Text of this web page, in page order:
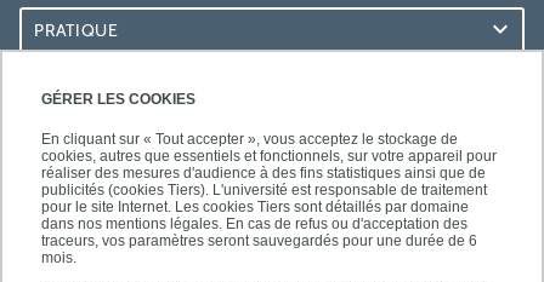
GÉRER LES COOKIES
En cliquant sur « Tout accepter », vous acceptez le stockage de
cookies, autres que essentiels et fonctionnels, sur votre appareil pour
réaliser des mesures d'audience à des fins statistiques ainsi que de
publicités (cookies Tiers). L'université est responsable de traitement
pour le site Internet. Les cookies Tiers sont détaillés par domaine
dans nos mentions légales. En cas de refus ou d'acceptation des
traceurs, vos paramètres seront sauvegardés pour une durée de 6
mois.
PRATIQUE
ACCÈS RAPIDES
SUIVEZ-NOUS